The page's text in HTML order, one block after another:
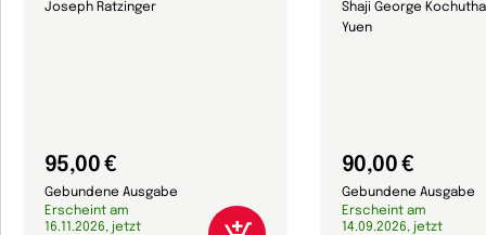
Joseph Ratzinger
95,00 €
Gebundene Ausgabe
Erscheint am
16.11.2026, jetzt
Shaji George
Yuen
90,00 €
Gebundene Ausgabe
Erscheint am
14.09.2026, jetzt